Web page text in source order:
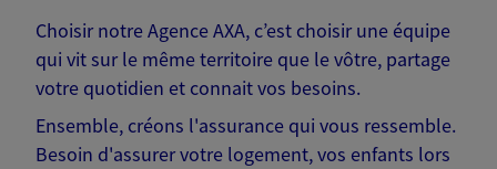
Choisir notre Agence AXA, c’est choisir une équipe
qui vit sur le même territoire que le vôtre, partage
votre quotidien et connait vos besoins.
Ensemble, créons l'assurance qui vous ressemble.
Besoin d'assurer votre logement, vos enfants lors